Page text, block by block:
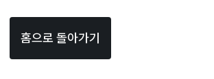
홈으로 돌아가기